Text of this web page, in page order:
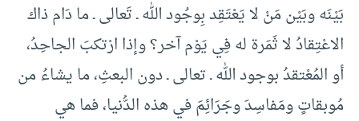
بَيْنَه وبَيْن مَنْ لا يَعْتَقِد بِوجُود الله ـ تَعالى ـ ما دَام ذاك
الاعْتِقادُ لا ثَمَرة له فِي يَوْم آخر؟ وإذا ارْتكبَ الجاحِدُ،
أو المُعْتقدُ بوجود الله ـ تعالى ـ دون البعثِ، ما يشاءُ من
مُوبقاتٍ ومَفاسِدَ وجَرَائِمَ في هذه الدُّنيا، فما هي